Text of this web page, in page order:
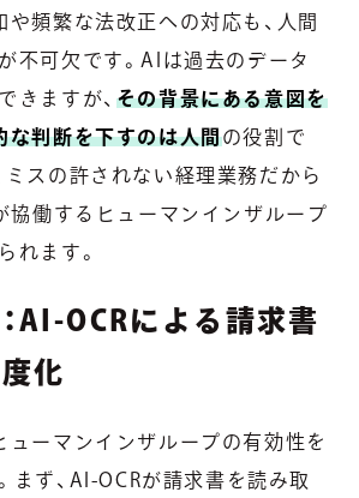
や頻繁な法改正への対応も、人間
不可欠です。AIは過去のデータ
きますが、 その背景にある意図を
な判断を下すのは人間の役割で
ミスの許されない経理業務だから
協働するヒューマンインザループ
れます。
AI-OCRによる請求書
化
ューマンインザループの有効性を
まず、AI-OCRが請求書を読み取